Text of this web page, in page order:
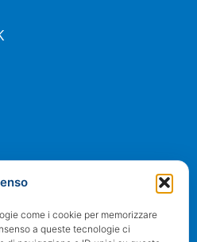
come i cookie per memorizzare
a queste tecnologie ci